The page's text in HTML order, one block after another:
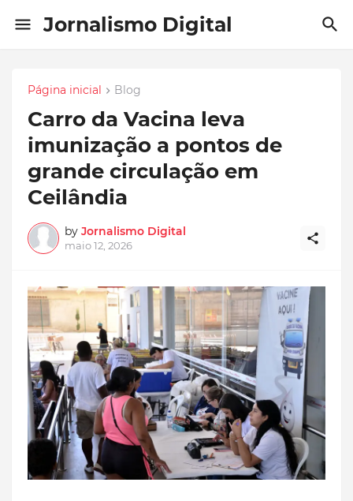
Jornalismo Digital
Página inicial Blog
Carro da Vacina leva
imunização a pontos de
grande circulação em
Ceilândia
by Jornalismo Digital
maio 12, 2026